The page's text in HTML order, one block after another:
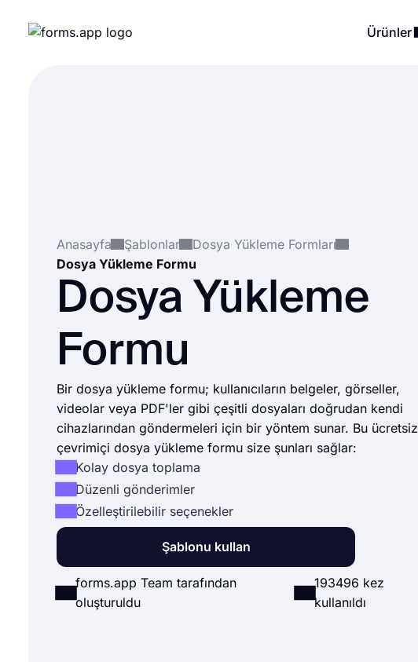
Ürünler
Anasayfa Şablonlar
Dosya Yükleme Formları
Dosya Yükleme Formu
Dosya Yükleme
Formu
Bir dosya yükleme formu; kullanıcıların belgeler, görseller,
videolar veya PDF'ler gibi çeşitli dosyaları doğrudan kendi
cihazlarından göndermeleri için bir yöntem sunar. Bu ücretsiz
çevrimiçi dosya yükleme formu size şunları sağlar:
Kolay dosya toplama
Düzenli gönderimler
Özelleştirilebilir seçenekler
Şablonu kullan
forms.app Team tarafından
oluşturuldu
193496 kez
kullanıldı